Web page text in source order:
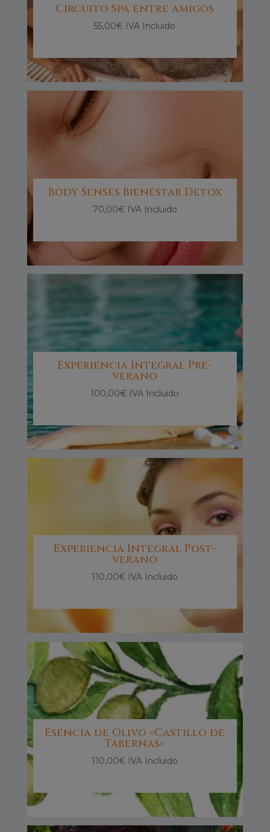
Circuito Spa entre amigos
55,00€ IVA Incluido
Body Senses Bienestar Detox
70,00€ IVA Incluido
Experiencia Integral Pre-
verano
100,00€ IVA Incluido
Experiencia Integral Post-
verano
110,00€ IVA Incluido
Esencia de Olivo «Castillo de
Tabernas»
110,00€ IVA Incluido